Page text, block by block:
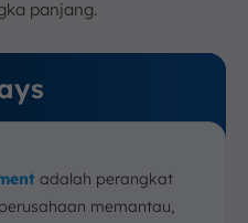
dengan Sistem yang
Pelanggan
panjang.
adalah perangkat
memantau,